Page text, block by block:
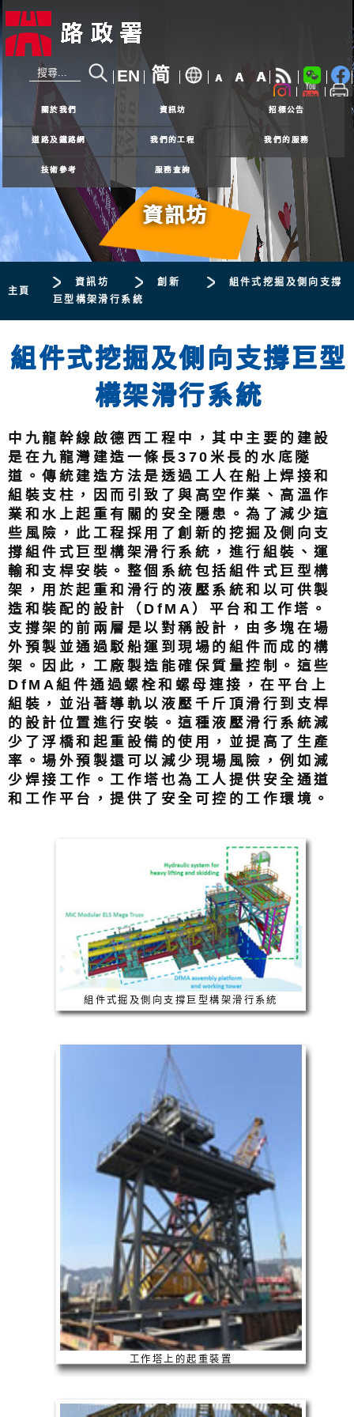
EN 简 A A A
2926 4111
關於我們 資訊坊 招標公告
道路及鐵路網 我們的工程 我們的服務
技術參考 服務查詢
主頁
資訊坊
資訊坊 創新
組件式挖掘及側向支撐
巨型構架滑行系統
組件式挖掘及側向支撐巨型
構架滑行系統
中九龍幹線啟德西工程中，其中主要的建設
是在九龍灣建造一條長370米長的水底隧
道。傳統建造方法是透過工人在船上焊接和
組裝支柱，因而引致了與高空作業、高溫作
業和水上起重有關的安全隱患。為了減少這
些風險，此工程採用了創新的挖掘及側向支
撐組件式巨型構架滑行系統，進行組裝、運
輸和支桿安裝。整個系統包括組件式巨型構
架，用於起重和滑行的液壓系統和以可供製
造和裝配的設計（DfMA）平台和工作塔。
支撐架的前兩層是以對稱設計，由多塊在場
外預製並通過駁船運到現場的組件而成的構
架。因此，工廠製造能確保質量控制。這些
DfMA組件通過螺栓和螺母連接，在平台上
組裝，並沿著導軌以液壓千斤頂滑行到支桿
的設計位置進行安裝。這種液壓滑行系統減
少了浮橋和起重設備的使用，並提高了生產
率。場外預製還可以減少現場風險，例如減
少焊接工作。工作塔也為工人提供安全通道
和工作平台，提供了安全可控的工作環境。
組件式掘及側向支撐巨型構架滑行系統
工作塔上的起重裝置